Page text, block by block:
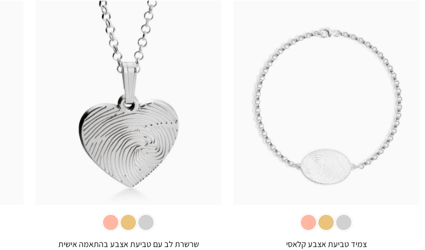
צמיד טביעת אצבע קלאסי שרשרת לב עם טביעת אצבע בהתאמה אישית